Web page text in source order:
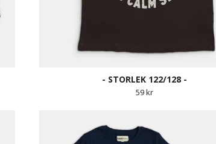
- STORLEK 122/128 -
59 kr